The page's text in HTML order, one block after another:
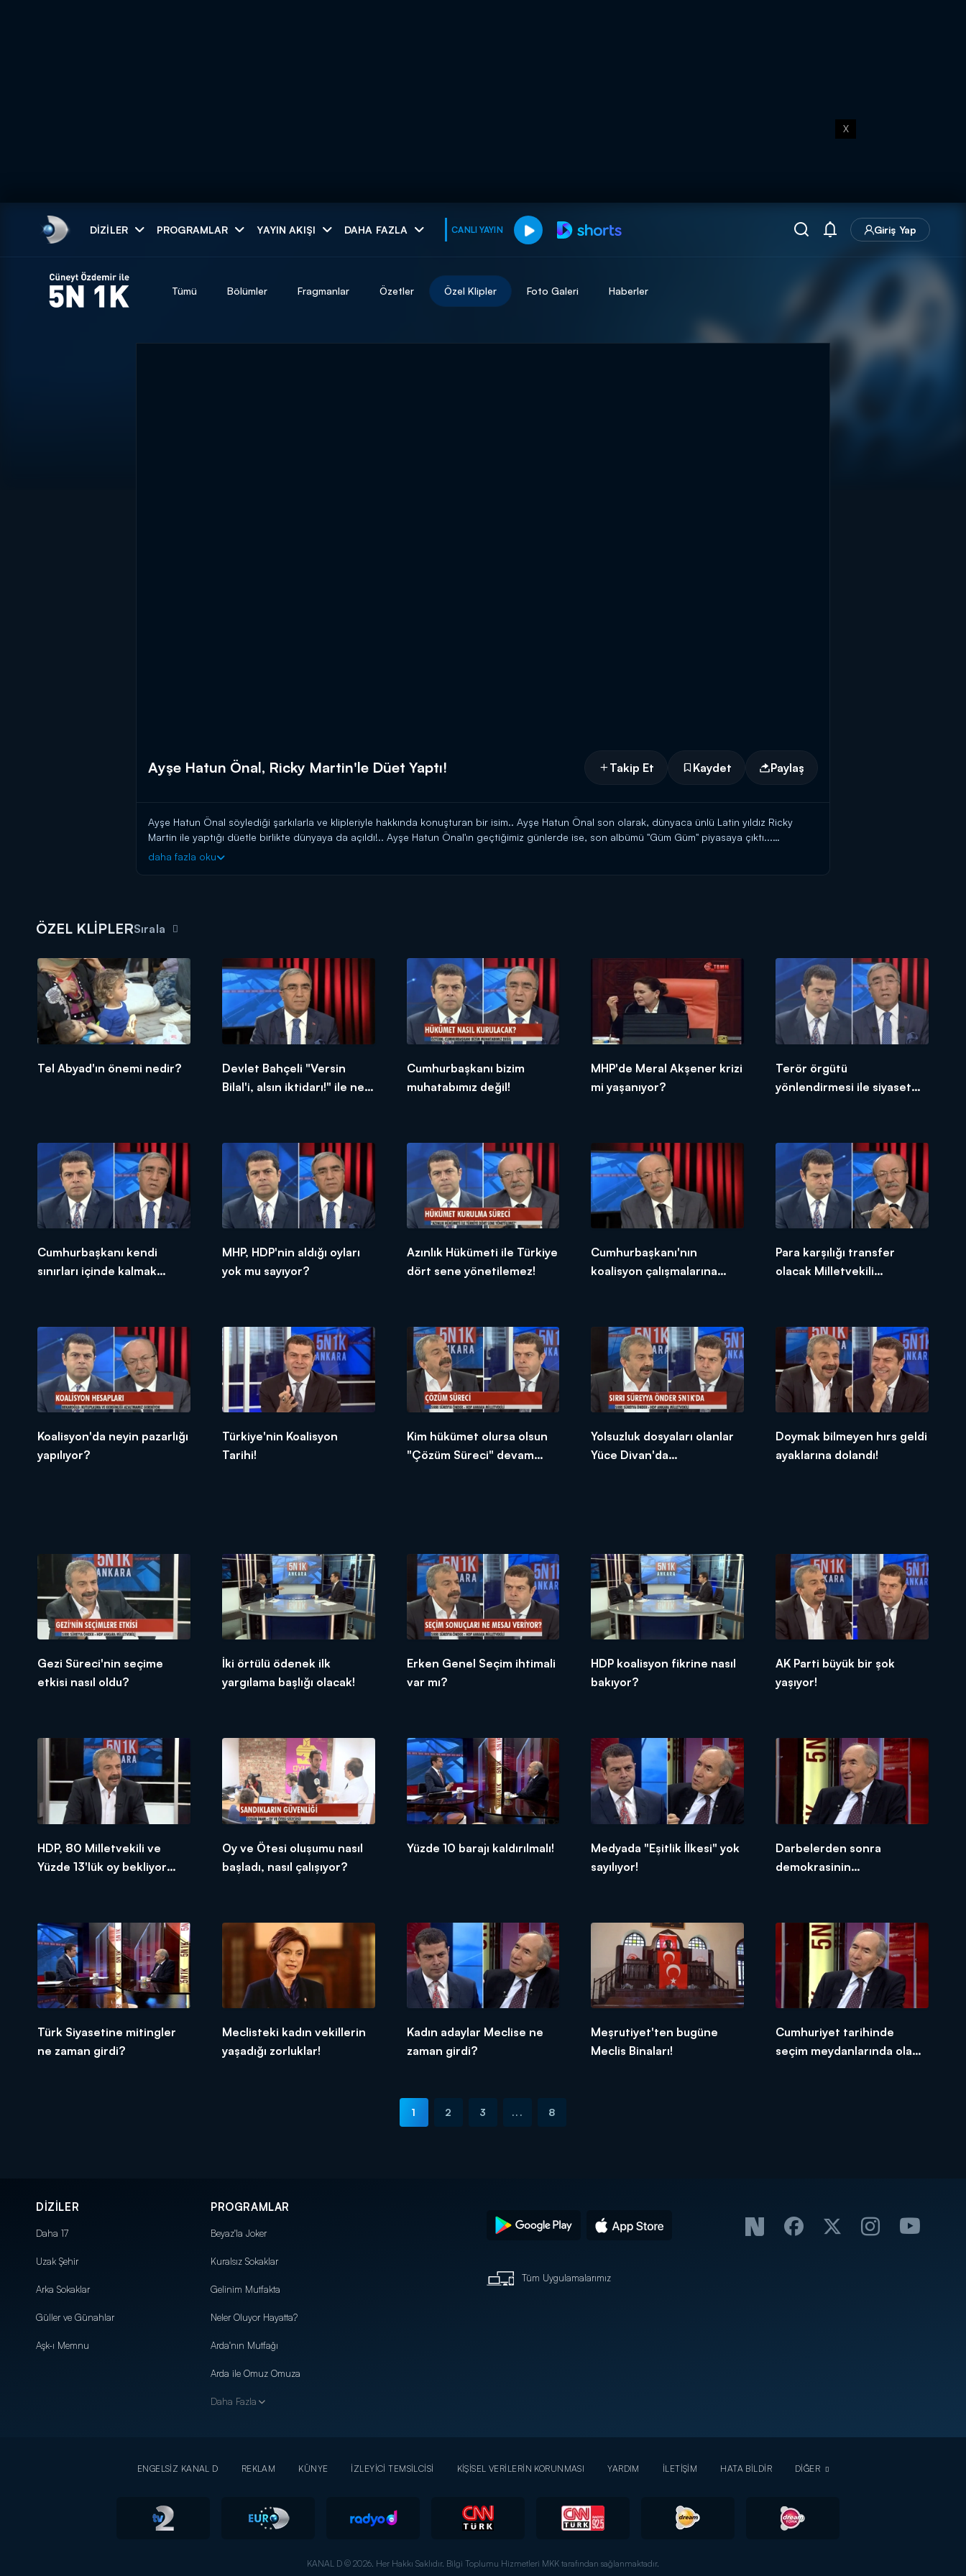
X
DIZILER PROGRAMLAR YAYIN AKIŞI DAHA FAZLA CANLI YAYIN Giriş Yap
muhteşem ikili
Tümü Bölümler Fragmanlar Özetler Özel Klipler Foto Galeri Haberler
Ayşe Hatun Önal, Ricky Martin'le Düet Yaptı! Takip Et Kaydet Paylaş
Ayşe Hatun Önal söylediği şarkılarla ve klipleriyle hakkında konuşturan bir isim.. Ayşe Hatun Önal son olarak, dünyaca ünlü Latin yıldız Ricky
Martin ile yaptığı düetle birlikte dünyaya da açıldı!.. Ayşe Hatun Önal'ın geçtiğimiz günlerde ise, son albümü "Güm Güm" piyasaya çıktı...
Albümünü ve çok konuşulan düet çalışmasını Cüneyt Özdemir'e anlattı!..
daha fazla oku
ÖZEL KLİPLERSırala
Tel Abyad'ın önemi nedir?
Devlet Bahçeli "Versin
Bilal'i, alsın iktidarı!" ile neyi
Cumhurbaşkanı bizim
muhatabımız değil!
MHP'de Meral Akşener krizi
mi yaşanıyor?
Terör örgütü
yönlendirmesi ile siyaset
Cumhurbaşkanı kendi
sınırları içinde kalmak
MHP, HDP'nin aldığı oyları
yok mu sayıyor?
Azınlık Hükümeti ile Türkiye
dört sene yönetilemez!
Cumhurbaşkanı'nın
koalisyon çalışmalarına
Para karşılığı transfer
olacak Milletvekili
Koalisyon'da neyin pazarlığı
yapılıyor?
Türkiye'nin Koalisyon
Tarihi!
Kim hükümet olursa olsun
"Çözüm Süreci" devam
Yolsuzluk dosyaları olanlar
Yüce Divan'da
Doymak bilmeyen hırs geldi
ayaklarına dolandı!
Gezi Süreci'nin seçime
etkisi nasıl oldu?
İki örtülü ödenek ilk
yargılama başlığı olacak!
Erken Genel Seçim ihtimali
var mı?
HDP koalisyon fikrine nasıl
bakıyor?
AK Parti büyük bir şok
yaşıyor!
HDP, 80 Milletvekili ve
Yüzde 13'lük oy bekliyor
Oy ve Ötesi oluşumu nasıl
başladı, nasıl çalışıyor?
Yüzde 10 barajı kaldırılmalı!
Medyada "Eşitlik İlkesi" yok
sayılıyor!
Darbelerden sonra
demokrasinin
Türk Siyasetine mitingler
ne zaman girdi?
Meclisteki kadın vekillerin
yaşadığı zorluklar!
Kadın adaylar Meclise ne
zaman girdi?
Meşrutiyet'ten bugüne
Meclis Binaları!
Cumhuriyet tarihinde
seçim meydanlarında olan
1 2 3 ... 8
DİZİLER
Daha 17
Uzak Şehir
Arka Sokaklar
Güller ve Günahlar
Aşk-ı Memnu
PROGRAMLAR
Beyaz'la Joker
Kuralsız Sokaklar
Gelinim Mutfakta
Neler Oluyor Hayatta?
Arda'nın Mutfağı
Arda ile Omuz Omuza
Daha Fazla
Tüm Uygulamalarımız
ENGELSİZ KANAL D REKLAM KÜNYE İZLEYİCİ TEMSİLCİSİ KİŞİSEL VERİLERİN KORUNMASI YARDIM İLETİŞİM HATA BİLDİR DİĞER
KANAL D © 2026. Her Hakkı Saklıdır. Bilgi Toplumu Hizmetleri MKK tarafından sağlanmaktadır.